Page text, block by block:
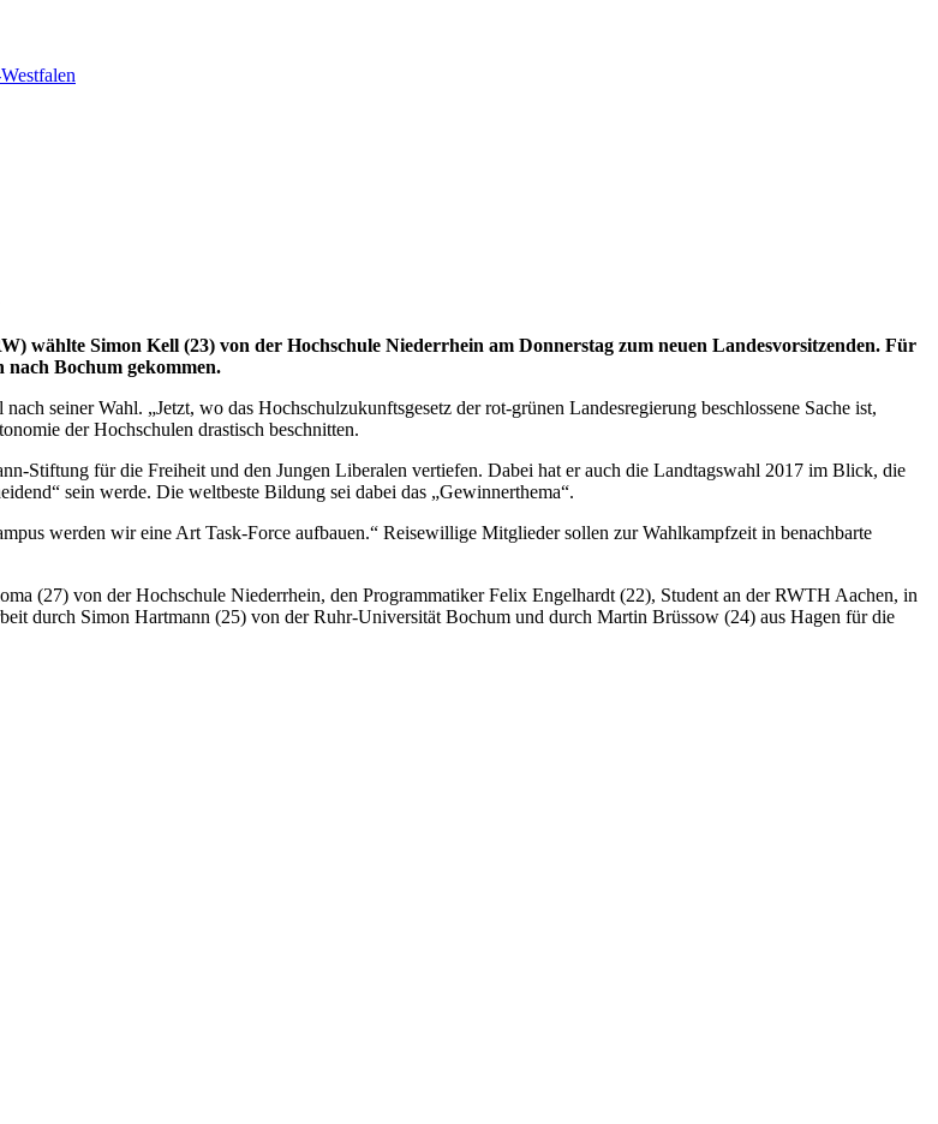
wählte Simon Kell (23) von der Hochschule Niederrhein am Donnerstag zum neuen Landesvorsitzenden. Für
nach Bochum gekommen.
seiner Wahl. „Jetzt, wo das Hochschulzukunftsgesetz der rot-grünen Landesregierung beschlossene Sache ist,
der Hochschulen drastisch beschnitten.
Stiftung für die Freiheit und den Jungen Liberalen vertiefen. Dabei hat er auch die Landtagswahl 2017 im Blick, die
sein werde. Die weltbeste Bildung sei dabei das „Gewinnerthema“.
werden wir eine Art Task-Force aufbauen.“ Reisewillige Mitglieder sollen zur Wahlkampfzeit in benachbarte
(27) von der Hochschule Niederrhein, den Programmatiker Felix Engelhardt (22), Student an der RWTH Aachen, in
durch Simon Hartmann (25) von der Ruhr-Universität Bochum und durch Martin Brüssow (24) aus Hagen für die